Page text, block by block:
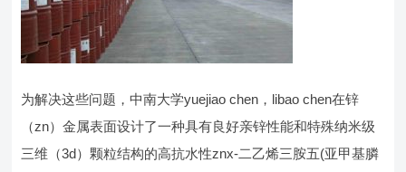
为解决这些问题，中南大学yuejiao chen，libao chen在锌
（zn）金属表面设计了一种具有良好亲锌性能和特殊纳米级
三维（3d）颗粒结构的高抗水性znx-二乙烯三胺五(亚甲基膦